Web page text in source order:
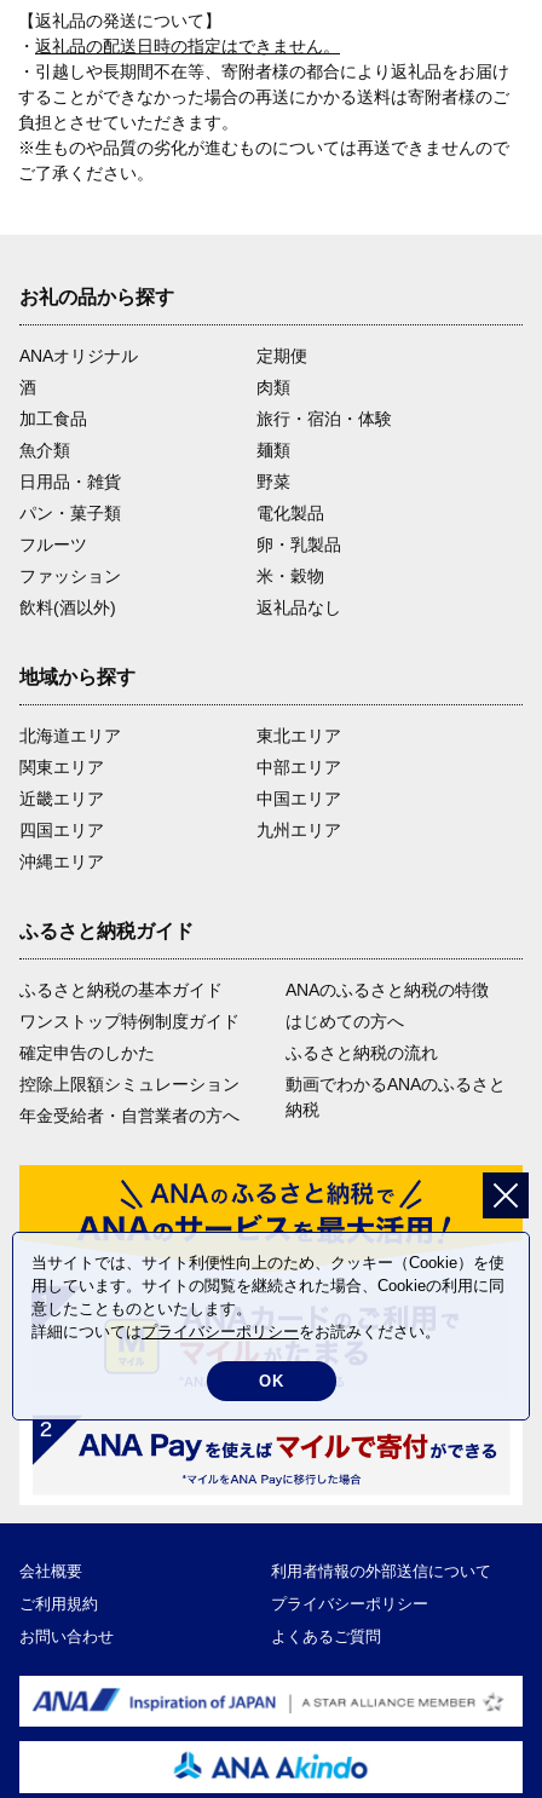
【返礼品の発送について】
・ 返礼品の配送日時の指定はできません。
・引越しや長期間不在等、寄附者様の都合により返礼品をお届け
することができなかった場合の再送にかかる送料は寄附者様のご
負担とさせていただきます。
※生ものや品質の劣化が進むものについては再送できませんので
ご了承ください。
お礼の品から探す
ANAオリジナル
定期便
酒
肉類
加工食品
旅行・宿泊・体験
魚介類
麺類
日用品・雑貨
野菜
パン・菓子類
電化製品
フルーツ
卵・乳製品
ファッション
米・穀物
飲料(酒以外)
返礼品なし
地域から探す
北海道エリア
関東エリア
近畿エリア
四国エリア
沖縄エリア
東北エリア
中部エリア
中国エリア
九州エリア
ふるさと納税ガイド
ふるさと納税の基本ガイド
ワンストップ特例制度ガイド
確定申告のしかた
控除上限額シミュレーション
年金受給者・自営業者の方へ
ANAのふるさと納税の特徴
はじめての方へ
ふるさと納税の流れ
動画でわかるANAのふるさと
納税
会社概要
利用者情報の外部送信について
ご利用規約
プライバシーポリシー
お問い合わせ
よくあるご質問
当サイトでは、サイト利便性向上のため、クッキー（Cookie）を使
用しています。サイトの閲覧を継続された場合、Cookieの利用に同
意したことものといたします。
詳細についてはプライバシーポリシーをお読みください。
OK